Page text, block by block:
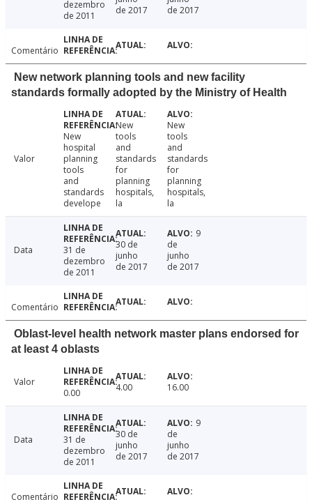
dezembro
de 2011
de 2017
de 2017
Comentário
New network planning tools and new facility
standards formally adopted by the Ministry of Health
Valor
New
hospital
planning
tools
and
standards
develope
New
tools
and
standards
for
planning
hospitals,
la
New
tools
and
standards
for
planning
hospitals,
la
Data
31 de
dezembro
de 2011
30 de
junho
de 2017
9
de
junho
de 2017
Comentário
Oblast-level health network master plans endorsed for
at least 4 oblasts
Valor
0.00
4.00 16.00
Data
31 de
dezembro
de 2011
30 de
junho
de 2017
9
de
junho
de 2017
Comentário